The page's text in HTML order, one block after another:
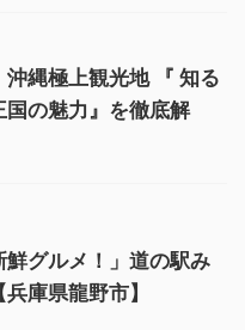
沖縄極上観光地 『 知る
国の魅力』を徹底解
鮮グルメ！」道の駅み
庫県龍野市】